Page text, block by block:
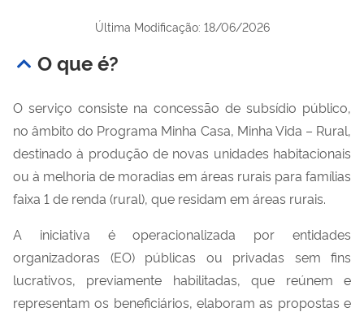
Última Modificação: 18/06/2026
O que é?
O serviço consiste na concessão de subsídio público,
no âmbito do Programa Minha Casa, Minha Vida – Rural,
destinado à produção de novas unidades habitacionais
ou à melhoria de moradias em áreas rurais para famílias
faixa 1 de renda (rural), que residam em áreas rurais.
A iniciativa é operacionalizada por entidades
organizadoras (EO) públicas ou privadas sem fins
lucrativos, previamente habilitadas, que reúnem e
representam os beneficiários, elaboram as propostas e